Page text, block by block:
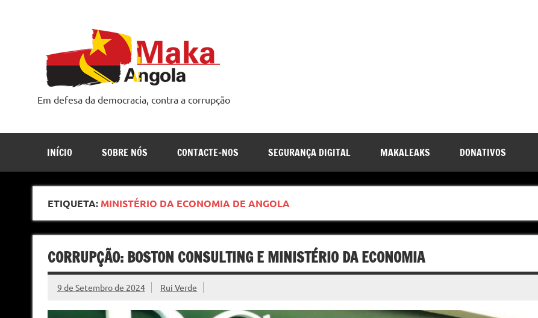
Em defesa da democracia, contra a corrupção
INÍCIO SOBRE NÓS CONTACTE-NOS SEGURANÇA DIGITAL MAKALEAKS DONATIVOS
ETIQUETA: MINISTÉRIO DA ECONOMIA DE ANGOLA
CORRUPÇÃO: BOSTON CONSULTING E MINISTÉRIO DA ECONOMIA
9 de Setembro de 2024 Rui Verde